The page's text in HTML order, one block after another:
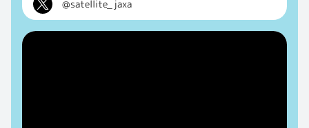
@satellite_jaxa